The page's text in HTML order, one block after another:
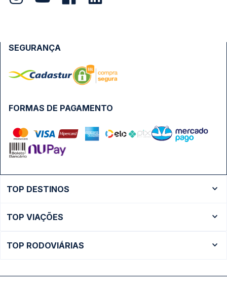
FORMAS DE PAGAMENTO
SEGURANÇA
TOP DESTINOS
Ônibus São Paulo
TOP VIAÇÕES
TOP RODOVIÁRIAS